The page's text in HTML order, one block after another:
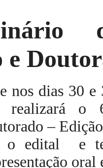
nos dias 30
realizará o
–
o edital e